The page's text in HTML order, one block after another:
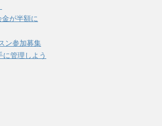
が半額に
ン参加募集
管理しよう